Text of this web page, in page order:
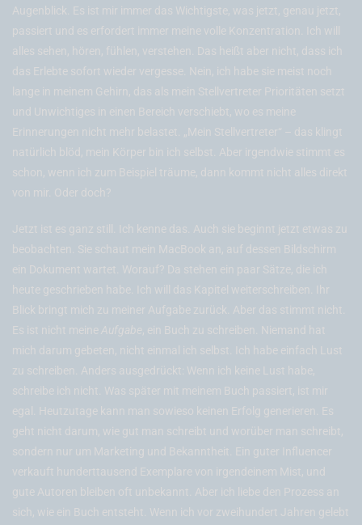
Augenblick. Es ist mir immer das Wichtigste, was jetzt, genau jetzt,
passiert und es erfordert immer meine volle Konzentration. Ich will
alles sehen, hören, fühlen, verstehen. Das heißt aber nicht, dass ich
das Erlebte sofort wieder vergesse. Nein, ich habe sie meist noch
lange in meinem Gehirn, das als mein Stellvertreter Prioritäten setzt
und Unwichtiges in einen Bereich verschiebt, wo es meine
Erinnerungen nicht mehr belastet. „Mein Stellvertreter“ – das klingt
natürlich blöd, mein Körper bin ich selbst. Aber irgendwie stimmt es
schon, wenn ich zum Beispiel träume, dann kommt nicht alles direkt
von mir. Oder doch?
Jetzt ist es ganz still. Ich kenne das. Auch sie beginnt jetzt etwas zu
beobachten. Sie schaut mein MacBook an, auf dessen Bildschirm
ein Dokument wartet. Worauf? Da stehen ein paar Sätze, die ich
heute geschrieben habe. Ich will das Kapitel weiterschreiben. Ihr
Blick bringt mich zu meiner Aufgabe zurück. Aber das stimmt nicht.
Es ist nicht meine Aufgabe, ein Buch zu schreiben. Niemand hat
mich darum gebeten, nicht einmal ich selbst. Ich habe einfach Lust
zu schreiben. Anders ausgedrückt: Wenn ich keine Lust habe,
schreibe ich nicht. Was später mit meinem Buch passiert, ist mir
egal. Heutzutage kann man sowieso keinen Erfolg generieren. Es
geht nicht darum, wie gut man schreibt und worüber man schreibt,
sondern nur um Marketing und Bekanntheit. Ein guter Influencer
verkauft hunderttausend Exemplare von irgendeinem Mist, und
gute Autoren bleiben oft unbekannt. Aber ich liebe den Prozess an
sich, wie ein Buch entsteht. Wenn ich vor zweihundert Jahren gelebt